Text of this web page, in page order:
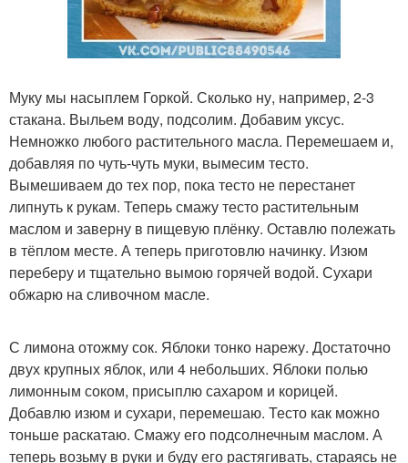
Муку мы насыплем Горкой. Сколько ну, например, 2-3
стакана. Выльем воду, подсолим. Добавим уксус.
Немножко любого растительного масла. Перемешаем и,
добавляя по чуть-чуть муки, вымесим тесто.
Вымешиваем до тех пор, пока тесто не перестанет
липнуть к рукам. Теперь смажу тесто растительным
маслом и заверну в пищевую плёнку. Оставлю полежать
в тёплом месте. А теперь приготовлю начинку. Изюм
переберу и тщательно вымою горячей водой. Сухари
обжарю на сливочном масле.
С лимона отожму сок. Яблоки тонко нарежу. Достаточно
двух крупных яблок, или 4 небольших. Яблоки полью
лимонным соком, присыплю сахаром и корицей.
Добавлю изюм и сухари, перемешаю. Тесто как можно
тоньше раскатаю. Смажу его подсолнечным маслом. А
теперь возьму в руки и буду его растягивать, стараясь не